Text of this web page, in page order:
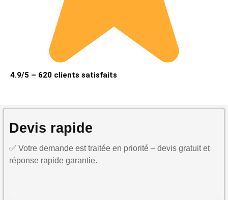
4.9/5 – 620 clients satisfaits
Devis rapide
✅ Votre demande est traitée en priorité – devis gratuit et
réponse rapide garantie.